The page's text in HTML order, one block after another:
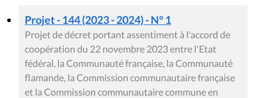
Projet - 144 (2023 - 2024) - N° 1
Projet de décret portant assentiment à l'accord de
coopération du 22 novembre 2023 entre l'Etat
fédéral, la Communauté française, la Communauté
flamande, la Commission communautaire française
et la Commission communautaire commune en